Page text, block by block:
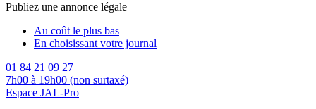
Publiez une annonce légale
Au coût le plus bas
En choisissant votre journal
01 84 21 09 27
7h00 à 19h00 (non surtaxé)
Espace JAL-Pro